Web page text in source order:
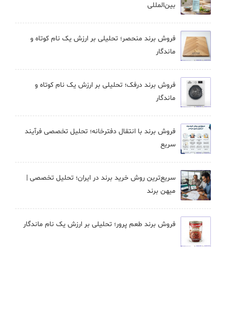
بین‌المللی
فروش برند منحصر؛ تحلیلی بر ارزش یک نام کوتاه و
ماندگار
فروش برند درفک؛ تحلیلی بر ارزش یک نام کوتاه و
ماندگار
فروش برند با انتقال دفترخانه؛ تحلیل تخصصی فرآیند
سریع
سریع‌ترین روش خرید برند در ایران؛ تحلیل تخصصی |
میهن برند
فروش برند طعم پرور؛ تحلیلی بر ارزش یک نام ماندگار